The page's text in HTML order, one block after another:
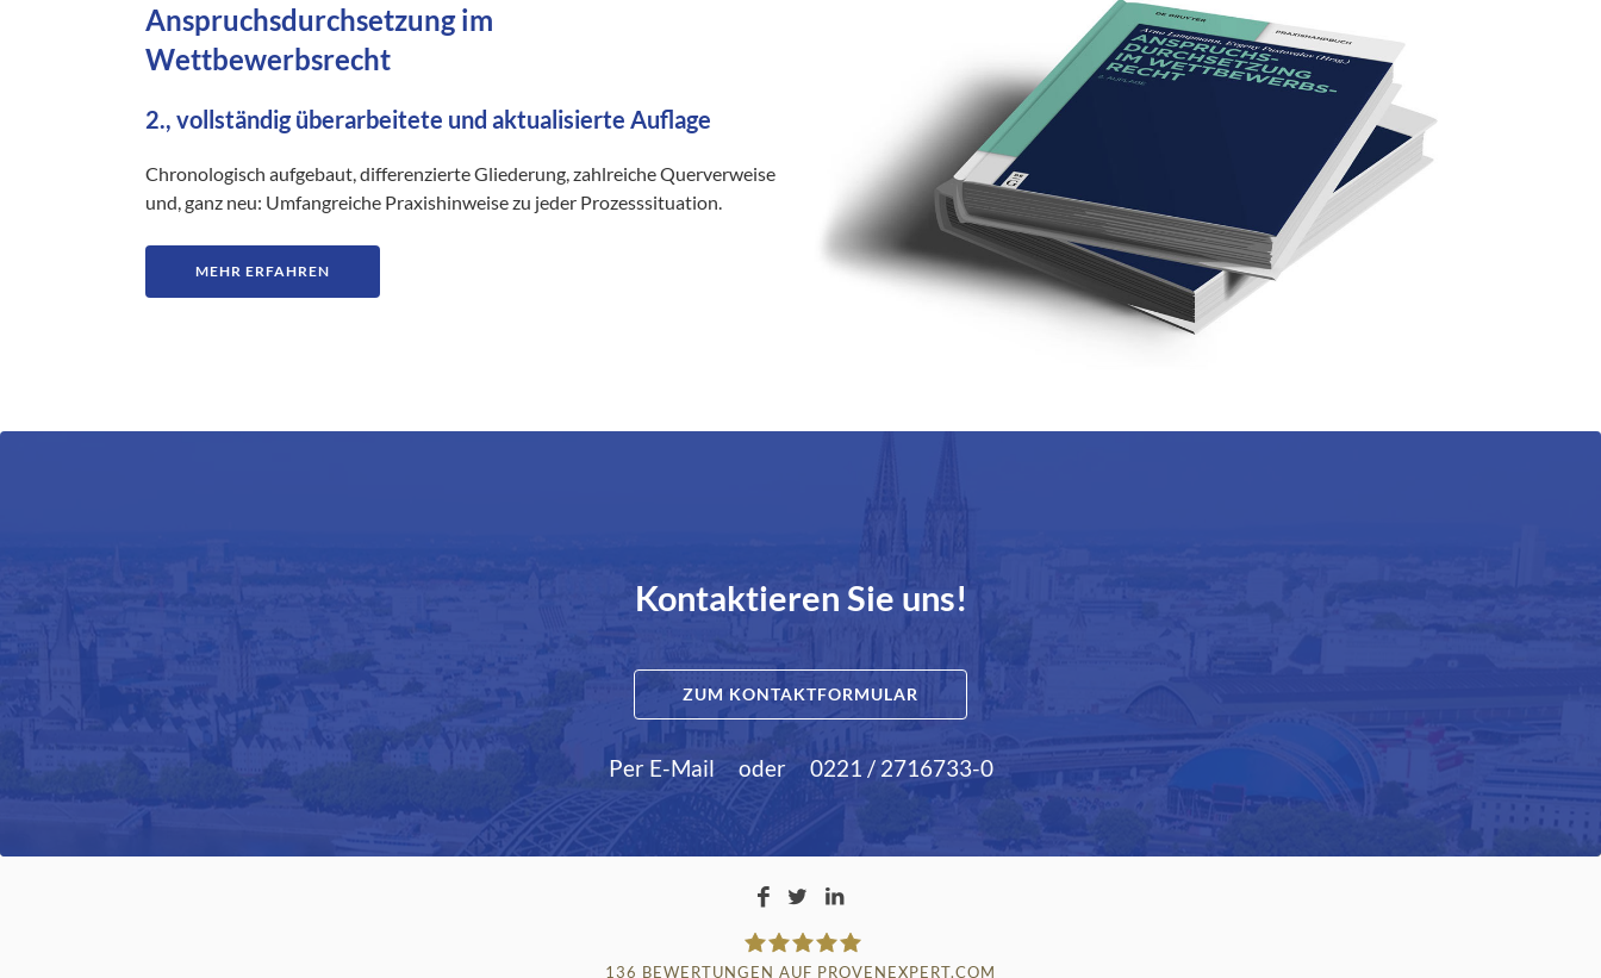
Anspruchsdurchsetzung im
Wettbewerbsrecht
2., vollständig überarbeitete und aktualisierte Auflage
Chronologisch aufgebaut, differenzierte Gliederung, zahlreiche Querverweise
und, ganz neu: Umfangreiche Praxishinweise zu jeder Prozesssituation.
MEHR ERFAHREN
Kontaktieren Sie uns!
ZUM KONTAKTFORMULAR
Per E-Mail oder 0221 / 2716733-0
136 BEWERTUNGEN AUF PROVENEXPERT.COM